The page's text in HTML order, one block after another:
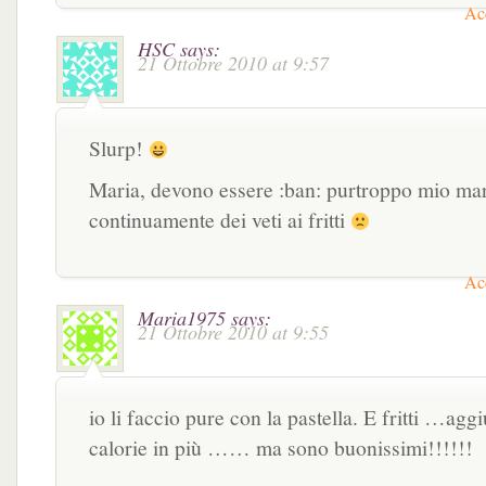
HSC says:
21 Ottobre 2010 at 9:57
Slurp!
Maria, devono essere :ban: purtroppo mio
continuamente dei veti ai fritti
Maria1975 says:
21 Ottobre 2010 at 9:55
io li faccio pure con la pastella. E fritti
calorie in più …… ma sono buonissimi!!!!!!